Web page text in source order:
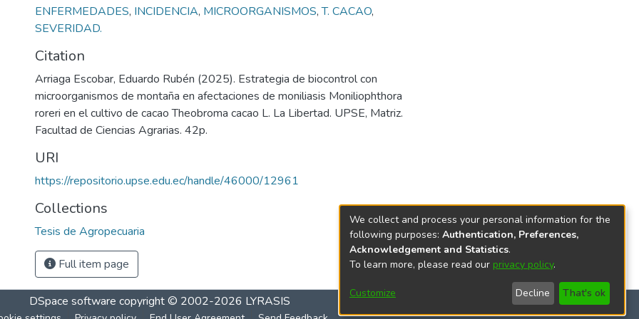
ENFERMEDADES, INCIDENCIA, MICROORGANISMOS,T. CACAO,
SEVERIDAD.
Citation
Arriaga Escobar, Eduardo Rubén (2025). Estrategia de biocontrol con
microorganismos de montaña en afectaciones de moniliasis Moniliophthora
roreri en el cultivo de cacao Theobroma cacao L. La Libertad. UPSE, Matriz.
Facultad de Ciencias Agrarias. 42p.
URI
https://repositorio.upse.edu.ec/handle/46000/12961
Collections
Tesis de Agropecuaria
Full item page
DSpace software copyright © 2002-2026 LYRASIS
We collect and process your personal information for the
following purposes: Authentication, Preferences,
Acknowledgement and Statistics.
To learn more, please read our privacy policy.
Customize Decline That's ok